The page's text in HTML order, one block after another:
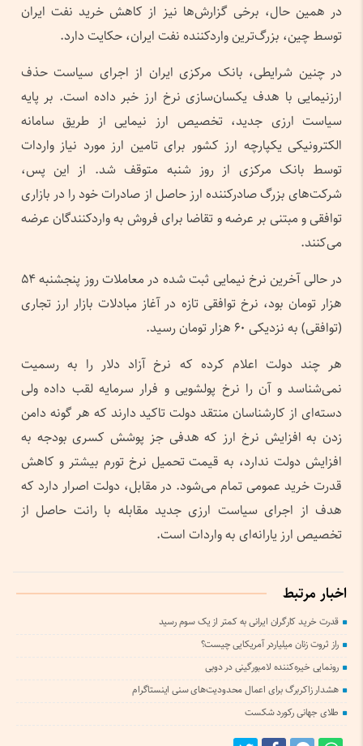
در همین حال، برخی گزارش‌ها نیز از کاهش خرید نفت ایران
توسط چین، بزرگ‌ترین واردکننده نفت ایران، حکایت دارد.
در چنین شرایطی، بانک مرکزی ایران از اجرای سیاست حذف
ارزنیمایی با هدف یکسان‌سازی نرخ ارز خبر داده است. بر پایه
سیاست ارزی جدید، تخصیص ارز نیمایی از طریق سامانه
الکترونیکی یکپارچه ارز کشور برای تامین ارز مورد نیاز واردات
توسط بانک مرکزی از روز شنبه متوقف شد. از این پس،
شرکت‌های بزرگ صادرکننده ارز حاصل از صادرات خود را در بازاری
توافقی و مبتنی بر عرضه و تقاضا برای فروش به واردکنندگان عرضه
می‌کنند.
در حالی آخرین نرخ نیمایی ثبت شده در معاملات روز پنجشنبه ۵۴
هزار تومان بود، نرخ توافقی تازه در آغاز مبادلات بازار ارز تجاری
(توافقی) به نزدیکی ۶۰ هزار تومان رسید.
هر چند دولت اعلام کرده که نرخ آزاد دلار را به رسمیت
نمی‌شناسد و آن را نرخ پولشویی و فرار سرمایه لقب داده ولی
دسته‌ای از کارشناسان منتقد دولت تاکید دارند که هر گونه دامن
زدن به افزایش نرخ ارز که هدفی جز پوشش کسری بودجه به
افزایش دولت ندارد، به قیمت تحمیل نرخ تورم بیشتر و کاهش
قدرت خرید عمومی تمام می‌شود. در مقابل، دولت اصرار دارد که
هدف از اجرای سیاست ارزی جدید مقابله با رانت حاصل از
تخصیص ارز یارانه‌ای به واردات است.
اخبار مرتبط
قدرت خرید کارگران ایرانی به کمتر از یک سوم رسید
راز ثروت زنان میلیاردر آمریکایی چیست؟
رونمایی خیره‌کننده لامبورگینی در دوبی
هشدار زاکربرگ برای اعمال محدودیت‌های سنی اینستاگرام
طلای جهانی رکورد شکست